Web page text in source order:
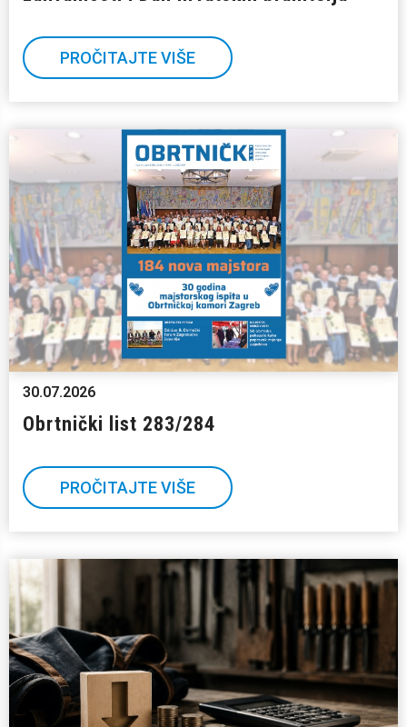
PROČITAJTE VIŠE
30.07.2026
Obrtnički list 283/284
PROČITAJTE VIŠE